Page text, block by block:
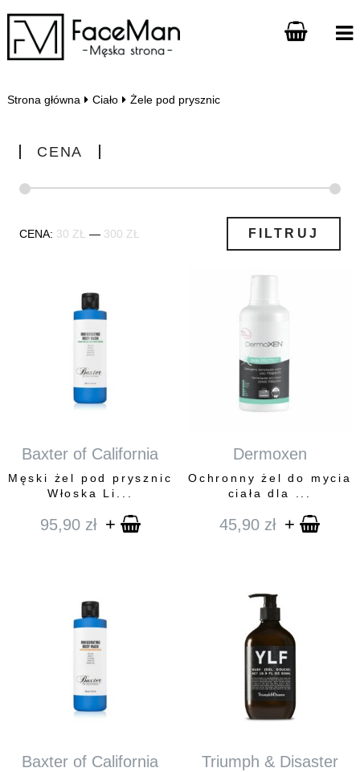
Strona główna Ciało Żele pod prysznic
CENA
Cena
Cena FILTRUJ
CENA: 30 ZŁ — 300 ZŁ
Baxter of California
Męski żel pod prysznic
Włoska Li...
95,90 zł +
Dermoxen
Ochronny żel do mycia
ciała dla ...
45,90 zł +
Baxter of California Triumph & Disaster